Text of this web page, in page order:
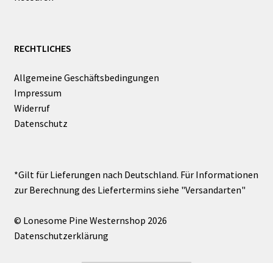
RECHTLICHES
Allgemeine Geschäftsbedingungen
Impressum
Widerruf
Datenschutz
© Lonesome Pine Westernshop 2026
Datenschutzerklärung